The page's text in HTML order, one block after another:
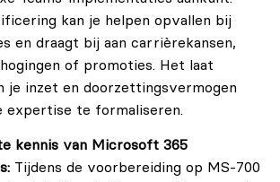
kan je helpen opvallen bij
en draagt bij aan carrièrekansen,
of promoties. Het laat
je inzet en doorzettingsvermogen
expertise te formaliseren.
kennis van Microsoft 365
Tijdens de voorbereiding op MS-700